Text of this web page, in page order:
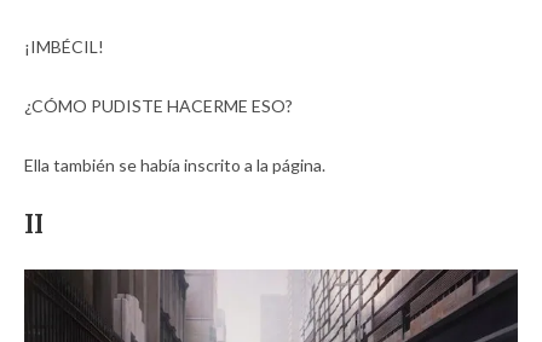
¡IMBÉCIL!
¿CÓMO PUDISTE HACERME ESO?
Ella también se había inscrito a la página.
II